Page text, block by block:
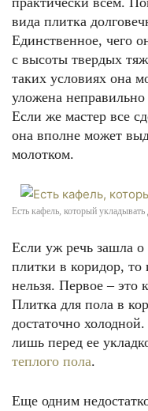
вида плитка
Единственное, чего
с высоты твердых
таких условиях она
уложена неправильно
Если же мастер все
она вполне может
молотком.
Есть кафель, который
Если уж речь зашла о
плитки в коридор, то
нельзя. Первое – это
Плитка для пола в
достаточно
лишь перед ее
теплого пола.
Еще одним